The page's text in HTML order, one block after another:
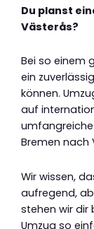
Du planst
Västerås?
Bei so einem
ein
können.
auf
umfangreiche
Bremen nach
Wir wissen,
aufregend,
stehen wir dir
Umzug so